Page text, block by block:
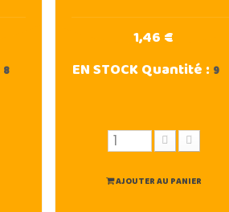
8
1,46 €
EN STOCKQuantité : 9
AJOUTER AU PANIER